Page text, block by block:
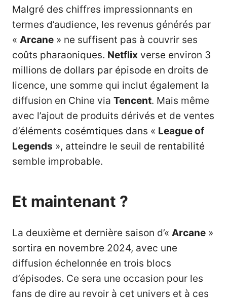
Malgré des chiffres impressionnants en
termes d’audience, les revenus générés par
« Arcane » ne suffisent pas à couvrir ses
coûts pharaoniques. Netflix verse environ 3
millions de dollars par épisode en droits de
licence, une somme qui inclut également la
diffusion en Chine via Tencent. Mais même
avec l’ajout de produits dérivés et de ventes
d’éléments cosémtiques dans « League of
Legends », atteindre le seuil de rentabilité
semble improbable.
Et maintenant ?
La deuxième et dernière saison d’« Arcane »
sortira en novembre 2024, avec une
diffusion échelonnée en trois blocs
d’épisodes. Ce sera une occasion pour les
fans de dire au revoir à cet univers et à ces